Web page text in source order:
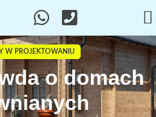
W PROJEKTOWANIU
o domach